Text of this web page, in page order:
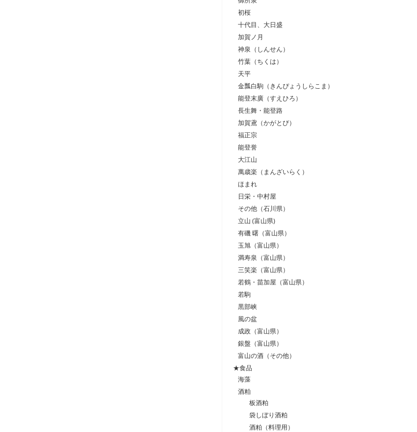
初桜
十代目、大日盛
加賀ノ月
神泉（しんせん）
竹葉（ちくは）
天平
金瓢白駒（きんぴょうしらこま）
能登末廣（すえひろ）
長生舞・能登路
加賀鳶（かがとび）
福正宗
能登誉
大江山
萬歳楽（まんざいらく）
ほまれ
日栄・中村屋
その他（石川県）
立山 (富山県)
有磯 曙（富山県）
玉旭（富山県）
満寿泉（富山県）
三笑楽（富山県）
若鶴・苗加屋（富山県）
若駒
黒部峡
風の盆
成政（富山県）
銀盤（富山県）
富山の酒（その他）
★食品
海藻
酒粕
板酒粕
袋しぼり酒粕
酒粕（料理用）